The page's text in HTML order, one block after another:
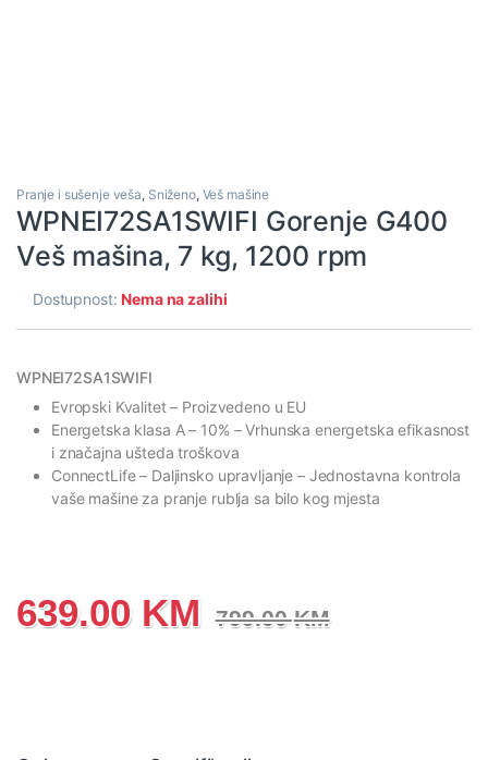
Pranje i sušenje veša, Sniženo, Veš mašine
WPNEI72SA1SWIFI Gorenje G400
Veš mašina, 7 kg, 1200 rpm
Dostupnost:Nema na zalihi
WPNEI72SA1SWIFI
Evropski Kvalitet– Proizvedeno u EU
Energetska klasa A– 10% – Vrhunska energetska efikasnost
i značajna ušteda troškova
ConnectLife– Daljinsko upravljanje – Jednostavna kontrola
vaše mašine za pranje rublja sa bilo kog mjesta
639.00 KM 799.00KM